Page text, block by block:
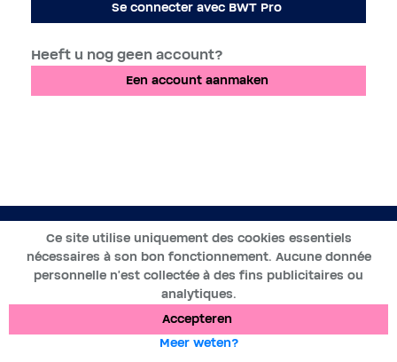
Se connecter avec BWT Pro
Heeft u nog geen account?
Een account aanmaken
NL
2019-2025 ©BWT by Wess Soft - Alle rechten voorbehouden
GegevensbeschermingCookiesWettelijke vermeldingen
Accepteren
Ce site utilise uniquement des cookies essentiels
nécessaires à son bon fonctionnement. Aucune donnée
personnelle n’est collectée à des fins publicitaires ou
analytiques.
Meer weten?